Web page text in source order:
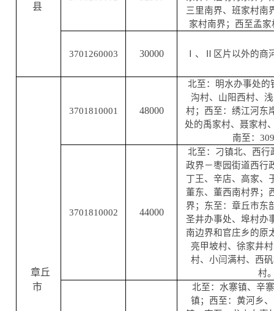
县
三里南界、班家村南
家村南界；西至孟
3701260003 30000 Ⅰ、Ⅱ区片以外的商
章丘
市
3701810001 48000
北至：明水办事处的
沟村、山阳西村、
村；西至：绣江河东
处的禹家村、聂家村
南至：
3701810002 44000
北至：刁镇北、西行
政界－枣园街道西行
丁王、辛店、高家、
董东、董西南村界；
界；东至：章丘市东
圣井办事处、埠村办
南边界和官庄乡的原
亮甲坡村、徐家井
村、小闫满村、西
村
北至：水寨镇、辛
镇；西至：黄河乡